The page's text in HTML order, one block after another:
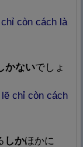
Nghĩa: Đất nước, quốc gia, quê
còn cách là
かないでしょ
chỉ còn cách
しかほかに